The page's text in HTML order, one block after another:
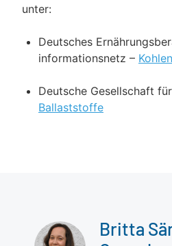
unter:
Deutsches
informationsnetz –
Deutsche Gesellschaft
Ballaststoffe
Britta